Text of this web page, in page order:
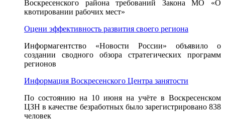
Воскресенского района требований Закона МО «О
квотировании рабочих мест»
Оцени эффективность развития своего региона
Информагентство «Новости России» объявило о
создании сводного обзора стратегических программ
регионов
Информация Воскресенского Центра занятости
По состоянию на 10 июня на учёте в Воскресенском
ЦЗН в качестве безработных было зарегистрировано 838
человек